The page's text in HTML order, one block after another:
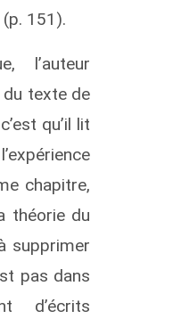
151).
l’auteur
texte de
qu’il lit
chapitre,
théorie du
supprimer
pas dans
d’écrits